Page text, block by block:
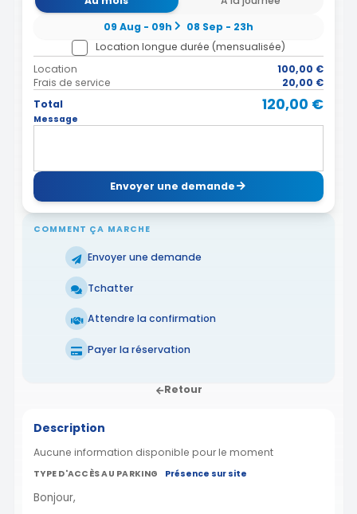
09 Aug - 09h
08 Sep - 23h
Location longue durée (mensualisée)
Location
100,00 €
Frais de service
20,00 €
Total
120,00 €
Message
Envoyer une demande
COMMENT ÇA MARCHE
Envoyer une demande
Tchatter
Attendre la confirmation
Payer la réservation
Retour
Description
Aucune information disponible pour le moment
TYPE D'ACCÈS AU PARKING Présence sur site
Bonjour,